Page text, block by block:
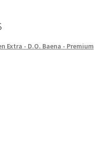
Extra - D.O. Baena - Premium